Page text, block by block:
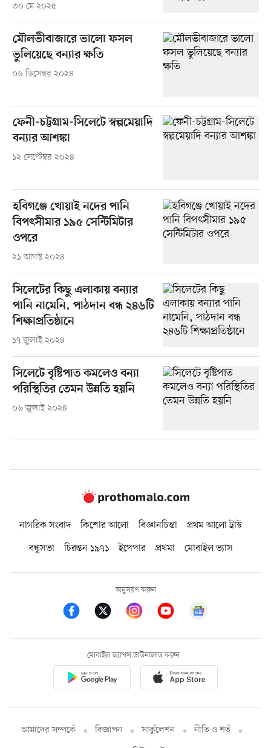
৩০ মে ২০২৫
মৌলভীবাজারে ভালো ফসল
ভুলিয়েছে বন্যার ক্ষতি
০৬ ডিসেম্বর ২০২৪
ফেনী-চট্টগ্রাম-সিলেটে স্বল্পমেয়াদি
বন্যার আশঙ্কা
১২ সেপ্টেম্বর ২০২৪
হবিগঞ্জে খোয়াই নদের পানি
বিপৎসীমার ১৯৫ সেন্টিমিটার
ওপরে
২১ আগস্ট ২০২৪
সিলেটের কিছু এলাকায় বন্যার
পানি নামেনি, পাঠদান বন্ধ ২৪৬টি
শিক্ষাপ্রতিষ্ঠানে
১৭ জুলাই ২০২৪
সিলেটে বৃষ্টিপাত কমলেও বন্যা
পরিস্থিতির তেমন উন্নতি হয়নি
০৬ জুলাই ২০২৪
নাগরিক সংবাদ কিশোর আলো বিজ্ঞানচিন্তা
প্রথম আলো ট্রাস্ট
বন্ধুসভা
চিরন্তন ১৯৭১ ইপেপার প্রথমা মোবাইল ভ্যাস
অনুসরণ করুন
মোবাইল অ্যাপস ডাউনলোড করুন
আমাদের সম্পর্কে বিজ্ঞাপন সার্কুলেশন
নীতি ও শর্ত